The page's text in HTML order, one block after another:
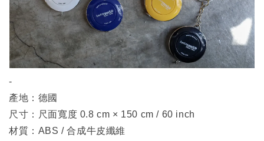
-
產地：德國
尺寸：尺面寬度 0.8 cm × 150 cm / 60 inch
材質：ABS / 合成牛皮纖維